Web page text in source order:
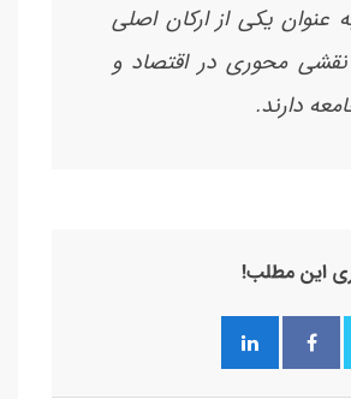
عنوان یکی از ارکان اصلی
نقشی محوری در اقتصاد و
دارند.
این مطلب!